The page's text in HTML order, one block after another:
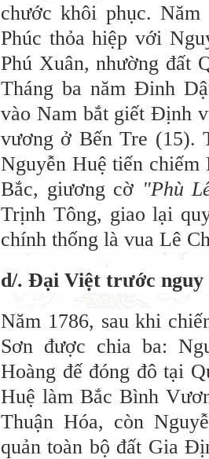
chước khôi phục.
Phúc thỏa hiệp với
Phú Xuân, nhường đất
Tháng ba năm Đinh
vào Nam bắt giết Định
vương ở Bến Tre (15).
Nguyễn Huệ tiến chiếm
Bắc, giương cờ "Phù
Trịnh Tông, giao lại
chính thống là vua Lê
d/. Đại Việt trước nguy
Năm 1786, sau khi
Sơn được chia ba:
Hoàng đế đóng đô tại
Huệ làm Bắc Bình
Thuận Hóa, còn
quản toàn bộ đất Gia